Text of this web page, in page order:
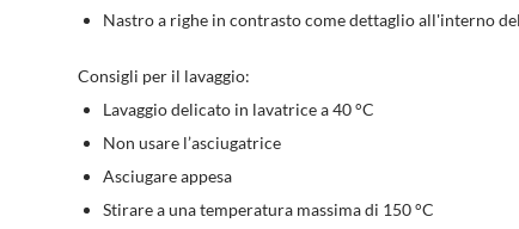
Nastro a righe in contrasto come dettaglio all'interno
Consigli per il lavaggio:
Lavaggio delicato in lavatrice a 40 °C
Non usare l’asciugatrice
Asciugare appesa
Stirare a una temperatura massima di 150 °C